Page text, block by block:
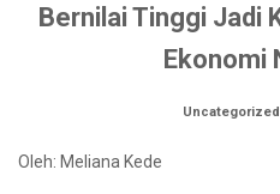
Bernilai Tinggi Jadi
Ekonomi
Uncategorized
Oleh: Meliana Kede